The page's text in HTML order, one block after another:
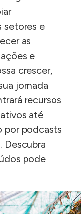
setores e
as
e
crescer,
jornada
recursos
até
por podcasts
Descubra
pode